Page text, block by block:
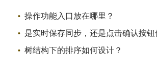
操作功能入口放在哪里？
是实时保存同步，还是点击确认按钮
树结构下的排序如何设计？